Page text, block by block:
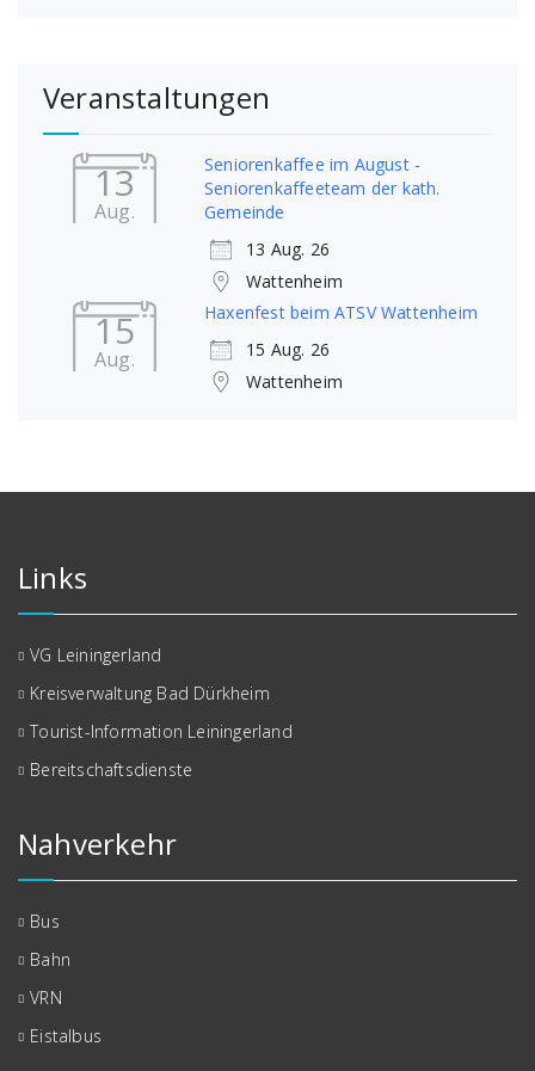
Veranstaltungen
13
Aug.
Seniorenkaffee im August -
Seniorenkaffeeteam der kath.
Gemeinde
13 Aug. 26
Wattenheim
15
Aug.
Haxenfest beim ATSV Wattenheim
15 Aug. 26
Wattenheim
Links
VG Leiningerland
Kreisverwaltung Bad Dürkheim
Tourist-Information Leiningerland
Bereitschaftsdienste
Nahverkehr
Bus
Bahn
VRN
Eistalbus